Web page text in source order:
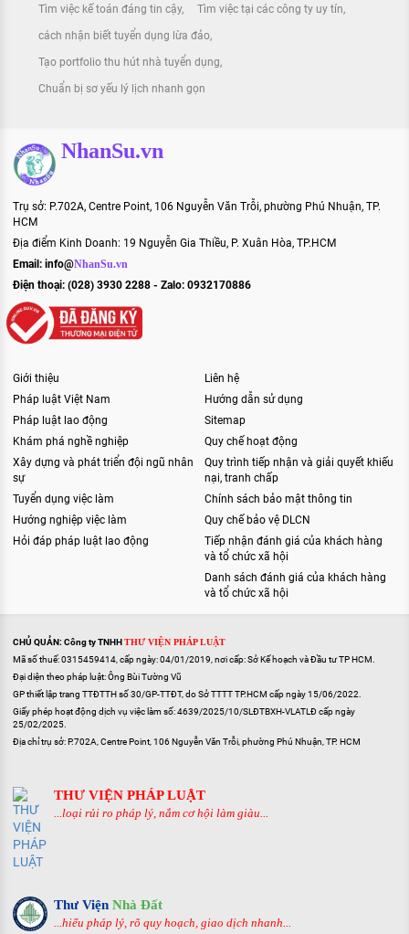
Tìm việc kế toán đáng tin cậy Tìm việc tại các công ty uy tín
cách nhận biết tuyển dụng lừa đảo
Tạo portfolio thu hút nhà tuyển dụng
Chuẩn bị sơ yếu lý lịch nhanh gọn
NhanSu.vn
Trụ sở: P.702A, Centre Point, 106 Nguyễn Văn Trỗi, phường Phú Nhuận, TP.
HCM
Địa điểm Kinh Doanh: 19 Nguyễn Gia Thiều, P. Xuân Hòa, TP.HCM
Email: info@NhanSu.vn
Điện thoại: (028) 3930 2288 - Zalo: 0932170886
Giới thiệu
Pháp luật Việt Nam
Pháp luật lao động
Khám phá nghề nghiệp
Xây dựng và phát triển đội ngũ nhân
sự
Tuyển dụng việc làm
Hướng nghiệp việc làm
Hỏi đáp pháp luật lao động
Liên hệ
Hướng dẫn sử dụng
Sitemap
Quy chế hoạt động
Quy trình tiếp nhận và giải quyết khiếu
nại, tranh chấp
Chính sách bảo mật thông tin
Quy chế bảo vệ DLCN
Tiếp nhận đánh giá của khách hàng
và tổ chức xã hội
Danh sách đánh giá của khách hàng
và tổ chức xã hội
CHỦ QUẢN: Công ty TNHHTHƯ VIỆN PHÁP LUẬT
Mã số thuế: 0315459414, cấp ngày: 04/01/2019, nơi cấp: Sở Kế hoạch và Đầu tư TP HCM.
Đại diện theo pháp luật: Ông Bùi Tường Vũ
GP thiết lập trang TTĐTTH số 30/GP-TTĐT, do Sở TTTT TP.HCM cấp ngày 15/06/2022.
Giấy phép hoạt động dịch vụ việc làm số: 4639/2025/10/SLĐTBXH-VLATLĐ cấp ngày
25/02/2025.
Địa chỉ trụ sở: P.702A, Centre Point, 106 Nguyễn Văn Trỗi, phường Phú Nhuận, TP. HCM
THƯ VIỆN PHÁP LUẬT
...loại rủi ro pháp lý, nắm cơ hội làm giàu...
Thư Viện Nhà Đất
...hiểu pháp lý, rõ quy hoạch, giao dịch nhanh...